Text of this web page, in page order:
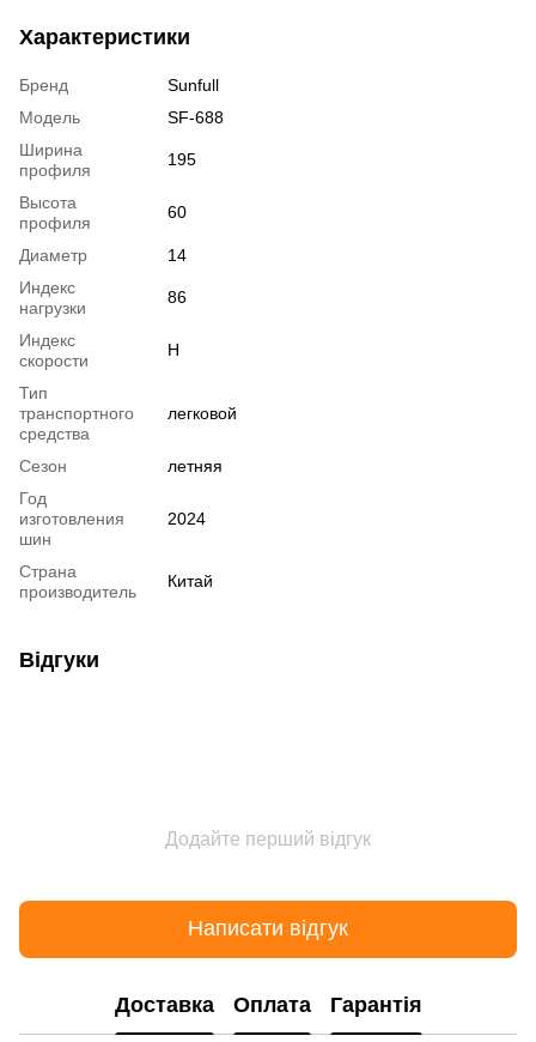
Характеристики
Бренд
Sunfull
Модель
SF-688
Ширина
профиля
195
Высота
профиля
60
Диаметр
14
Индекс
нагрузки
86
Индекс
скорости
H
Тип
транспортного
средства
легковой
Сезон
летняя
Год
изготовления
шин
2024
Страна
производитель
Китай
Відгуки
Додайте перший відгук
Написати відгук
Доставка Оплата Гарантія